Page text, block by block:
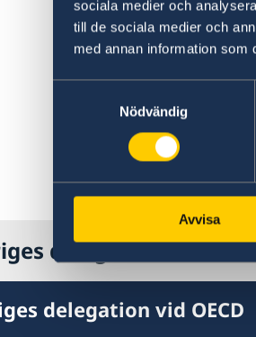
sociala medier och
till de sociala medier och
med annan information som
Nödvändig
Avvisa
delegation vid
delegation vid OECD